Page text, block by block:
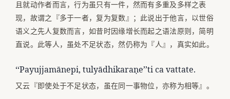
且就动作者而言，行为虽只有一件，然而有多重及多样之表
现，故谓之『多于一者，复为复数』；此说出于他言，以世俗
语义之先人复数而言，如昔时因缘增长而起之语法原则，简明
直说。此等人，虽处不足状态，然仍称为『人』，真实如此。
‘‘Payujjamānepi, tulyādhikaraṇe’’ti ca vattate.
又云『即使处于不足状态，虽在同一事物位，亦称为相等』。